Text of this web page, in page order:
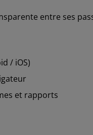
entre ses
/ iOS)
et rapports